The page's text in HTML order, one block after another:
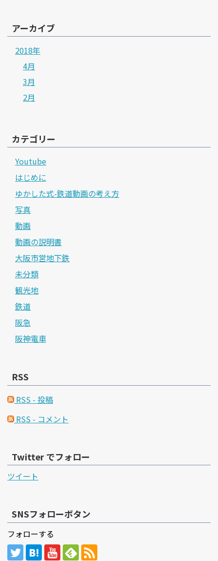
アーカイブ
2018年
4月
3月
2月
カテゴリー
Youtube
はじめに
ゆかした式-鉄道動画の考え方
写真
動画
動画の説明書
大阪市営地下鉄
未分類
観光地
鉄道
阪急
阪神電車
RSS
RSS - 投稿
RSS - コメント
Twitter でフォロー
ツイート
SNSフォローボタン
フォローする